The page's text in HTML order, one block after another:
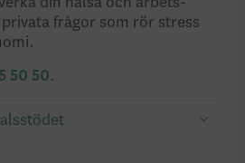
frågor som rör stress
50 50.